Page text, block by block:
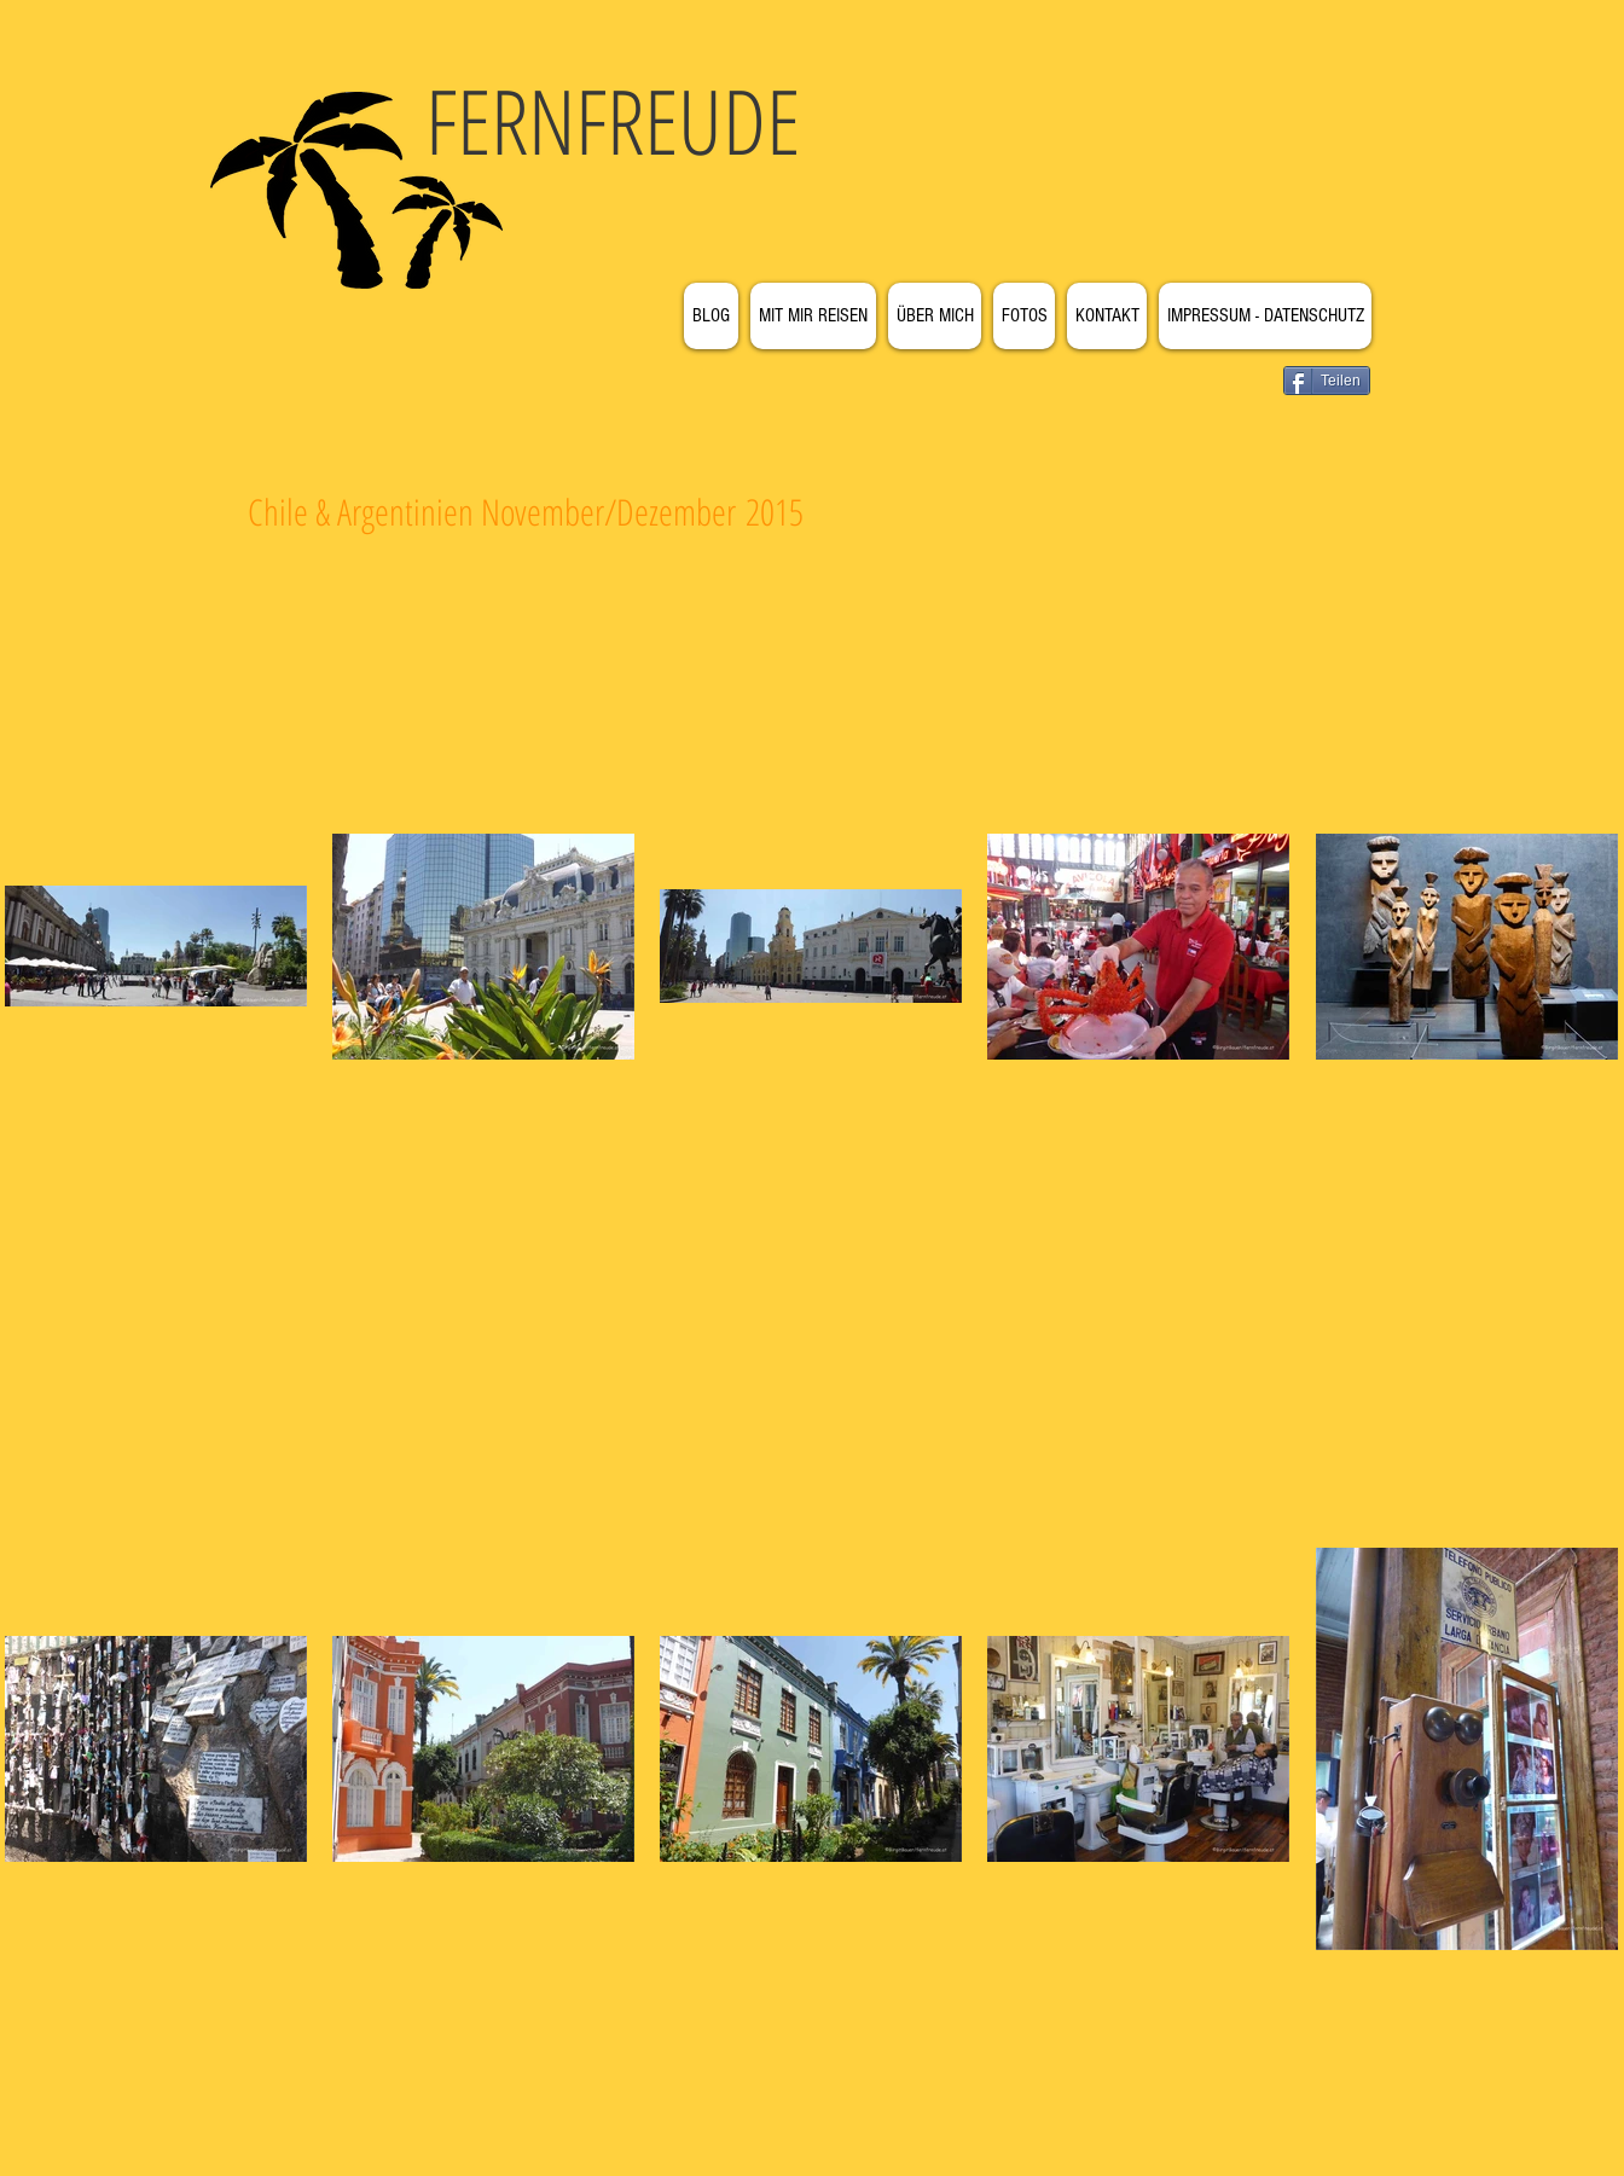
FERNFREUDE
BLOG MIT MIR REISEN ÜBER MICH FOTOS KONTAKT IMPRESSUM - DATENSCHUTZ
Teilen
Chile & Argentinien November/Dezember 2015